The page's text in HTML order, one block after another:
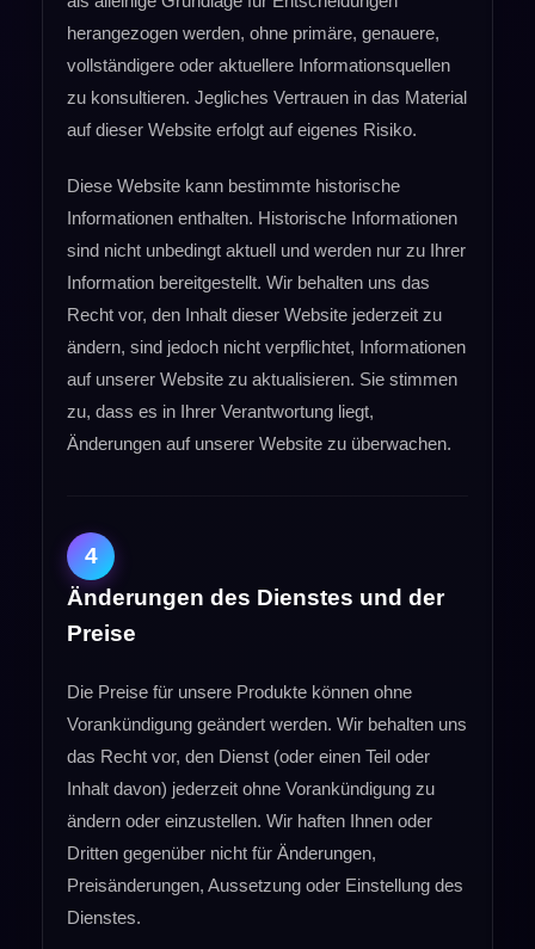
herangezogen werden, ohne primäre, genauere,
vollständigere oder aktuellere Informationsquellen
zu konsultieren. Jegliches Vertrauen in das Material
auf dieser Website erfolgt auf eigenes Risiko.
Diese Website kann bestimmte historische
Informationen enthalten. Historische Informationen
sind nicht unbedingt aktuell und werden nur zu Ihrer
Information bereitgestellt. Wir behalten uns das
Recht vor, den Inhalt dieser Website jederzeit zu
ändern, sind jedoch nicht verpflichtet, Informationen
auf unserer Website zu aktualisieren. Sie stimmen
zu, dass es in Ihrer Verantwortung liegt,
Änderungen auf unserer Website zu überwachen.
4
Änderungen des Dienstes und der
Preise
Die Preise für unsere Produkte können ohne
Vorankündigung geändert werden. Wir behalten uns
das Recht vor, den Dienst (oder einen Teil oder
Inhalt davon) jederzeit ohne Vorankündigung zu
ändern oder einzustellen. Wir haften Ihnen oder
Dritten gegenüber nicht für Änderungen,
Preisänderungen, Aussetzung oder Einstellung des
Dienstes.